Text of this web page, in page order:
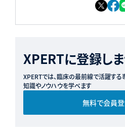
XPERTに登録し
XPERTでは、臨床の最前線で活躍する
知識やノウハウを学べます
無料で会員